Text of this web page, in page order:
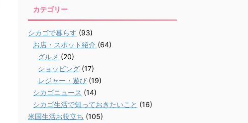
カテゴリー
シカゴで暮らす (93)
お店・スポット紹介 (64)
グルメ (20)
ショッピング (17)
レジャー・遊び (19)
シカゴニュース (14)
シカゴ生活で知っておきたいこと (16)
米国生活お役立ち (105)